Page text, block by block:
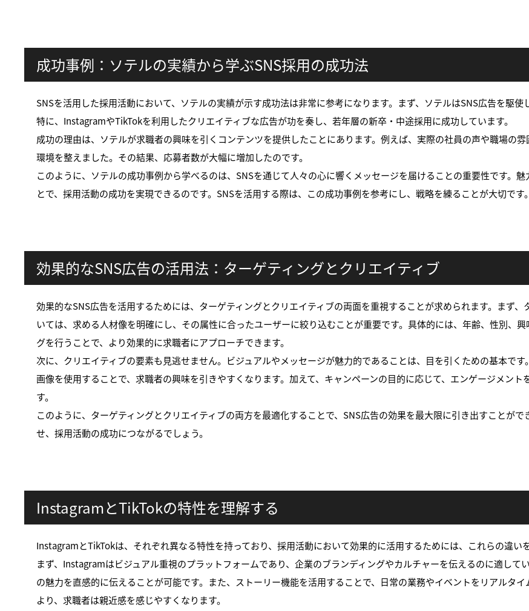
成功事例：ソテルの実績から学ぶSNS採用の成功法
SNSを活用した採用活動において、ソテルの実績が示す成功法は非常に参考になります。まず、ソテルはSNS広告を駆
特に、InstagramやTikTokを利用したクリエイティブな広告が功を奏し、若年層の新卒・中途採用に成功しています。
成功の理由は、ソテルが求職者の興味を引くコンテンツを提供したことにあります。例えば、実際の社員の声や職場の
環境を整えました。その結果、応募者数が大幅に増加したのです。
このように、ソテルの成功事例から学べるのは、SNSを通じて人々の心に響くメッセージを届けることの重要性です。
とで、採用活動の成功を実現できるのです。SNSを活用する際は、この成功事例を参考にし、戦略を練ることが大切です。
効果的なSNS広告の活用法：ターゲティングとクリエイティブ
効果的なSNS広告を活用するためには、ターゲティングとクリエイティブの両面を重視することが求められます。まず
いては、求める人材像を明確にし、その属性に合ったユーザーに絞り込むことが重要です。具体的には、年齢、性別、
グを行うことで、より効果的に求職者にアプローチできます。
次に、クリエイティブの要素も見逃せません。ビジュアルやメッセージが魅力的であることは、目を引くための基本で
画像を使用することで、求職者の興味を引きやすくなります。加えて、キャンペーンの目的に応じて、エンゲージメン
す。
このように、ターゲティングとクリエイティブの両方を最適化することで、SNS広告の効果を最大限に引き出すことが
せ、採用活動の成功につながるでしょう。
InstagramとTikTokの特性を理解する
InstagramとTikTokは、それぞれ異なる特性を持っており、採用活動において効果的に活用するためには、これらの違い
まず、Instagramはビジュアル重視のプラットフォームであり、企業のブランディングやカルチャーを伝えるのに適して
の魅力を直感的に伝えることが可能です。また、ストーリー機能を活用することで、日常の業務やイベントをリアルタ
より、求職者は親近感を感じやすくなります。